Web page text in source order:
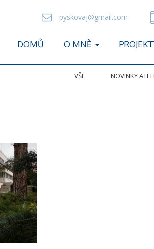
pyskovaj@gmail.com
DOMŮ O MNĚ
VŠE NOVINKY